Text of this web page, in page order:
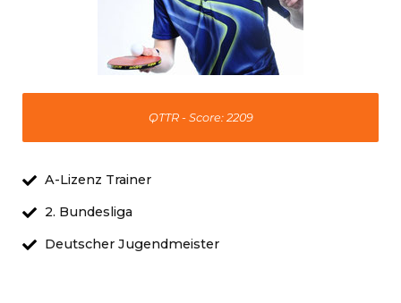
QTTR - Score: 2209
A-Lizenz Trainer
2. Bundesliga
Deutscher Jugendmeister